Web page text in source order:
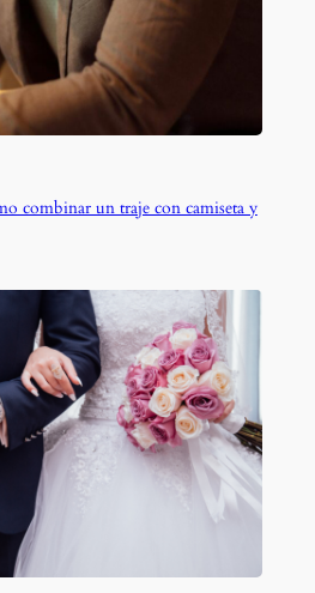
combinar un traje con camiseta y